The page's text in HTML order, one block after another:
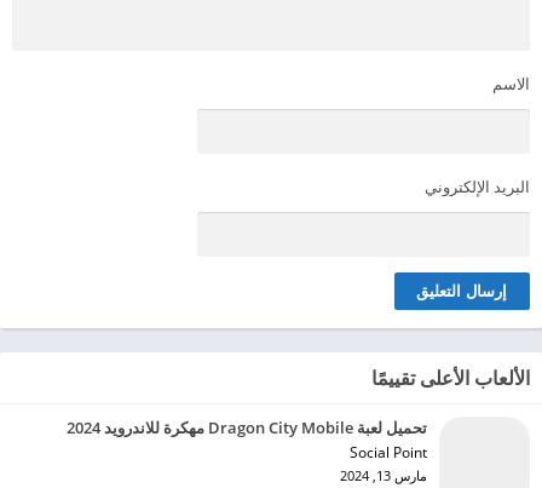
الاسم
البريد الإلكتروني
الألعاب الأعلى تقييمًا
تحميل لعبة Dragon City Mobile مهكرة للاندرويد 2024
Social Point‏
مارس 13, 2024